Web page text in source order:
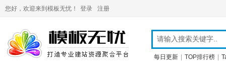
您好，欢迎来到模板无忧！ 登录 注册
每日更新 TOP排行榜